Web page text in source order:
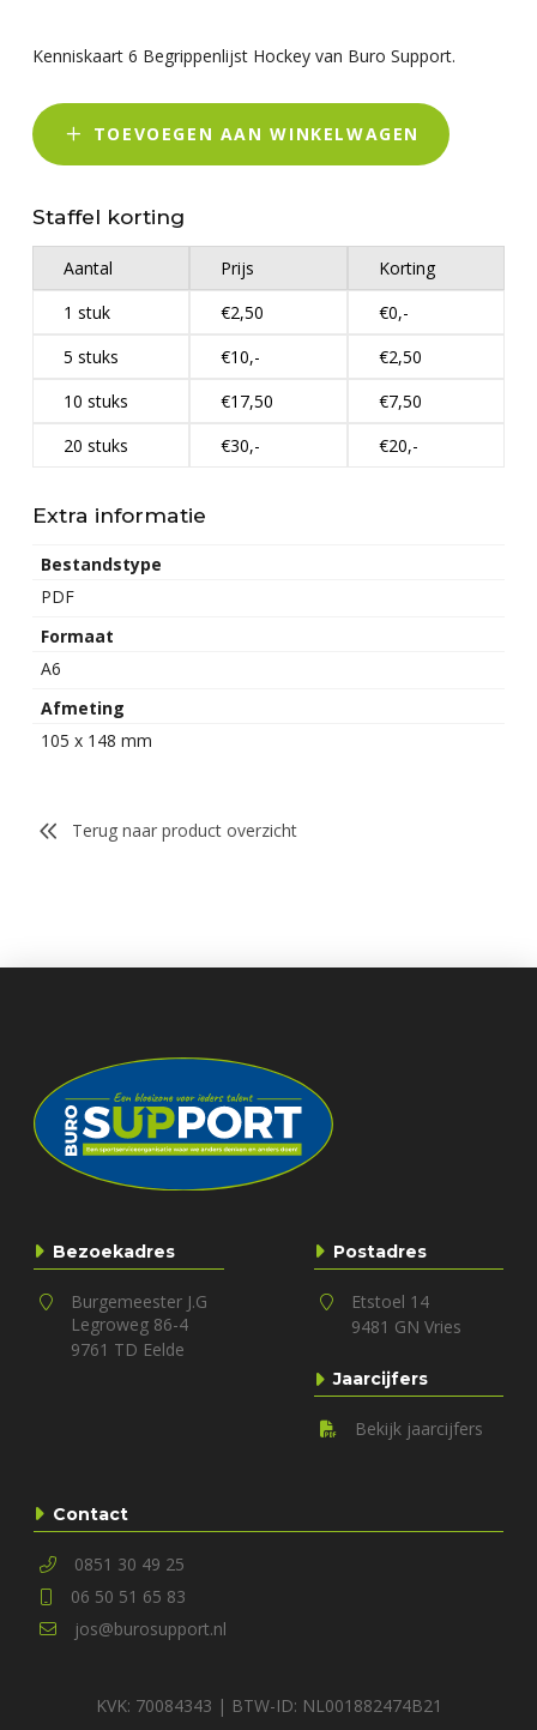
Kenniskaart 6 Begrippenlijst Hockey van Buro Support.
TOEVOEGEN AAN WINKELWAGEN
Staffel korting
Aantal Prijs
Korting
1 stuk
€2,50
€0,-
5 stuks
€10,-
€2,50
10 stuks
€17,50
€7,50
20 stuks
€30,- €20,-
Extra informatie
Bestandstype
PDF
Formaat
A6
Afmeting
105 x 148 mm
Terug naar product overzicht
Bezoekadres
Burgemeester J.G
Legroweg 86-4
9761 TD Eelde
Postadres
Etstoel 14
9481 GN Vries
Jaarcijfers
Bekijk jaarcijfers
Contact
0851 30 49 25
06 50 51 65 83
jos@burosupport.nl
KVK: 70084343 | BTW-ID: NL001882474B21